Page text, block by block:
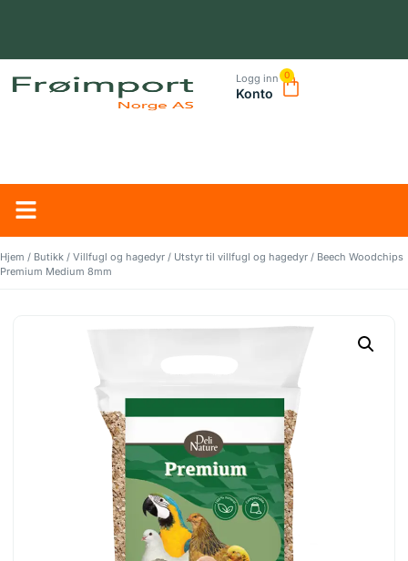
NORSK LEVERANDØR – TRYGG HANDEL OG RASK LEVERING
Logg inn
Konto
0
Hjem / Butikk / Villfugl og hagedyr / Utstyr til villfugl og hagedyr / Beech Woodchips
Premium Medium 8mm